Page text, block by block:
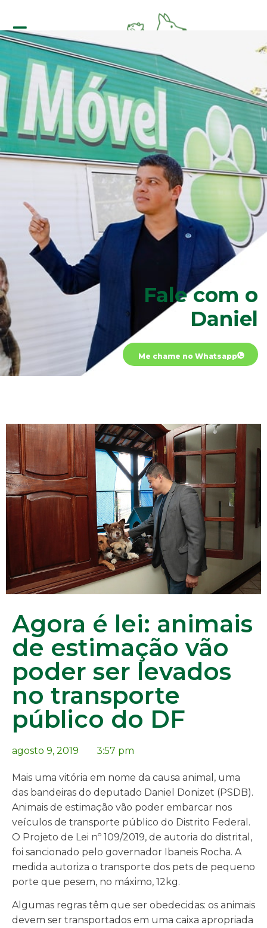
Fale com o
Daniel
Me chame no Whatsapp
Agora é lei: animais
de estimação vão
poder ser levados
no transporte
público do DF
agosto 9, 2019 3:57 pm
Mais uma vitória em nome da causa animal, uma
das bandeiras do deputado Daniel Donizet (PSDB).
Animais de estimação vão poder embarcar nos
veículos de transporte público do Distrito Federal.
O Projeto de Lei nº 109/2019, de autoria do distrital,
foi sancionado pelo governador Ibaneis Rocha. A
medida autoriza o transporte dos pets de pequeno
porte que pesem, no máximo, 12kg.
Algumas regras têm que ser obedecidas: os animais
devem ser transportados em uma caixa apropriada